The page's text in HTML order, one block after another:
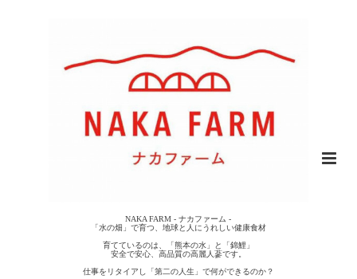
NAKA FARM - ナカファーム -
「水の畑」で育つ、地球と人にうれしい健康食材
育てているのは、「熊本の水」と「錦鯉」
安全で安心、高品質の高麗人蔘です。
仕事をリタイアし「第二の人生」で何ができるのか？